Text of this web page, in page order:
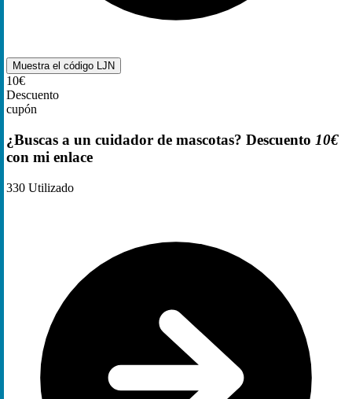
Muestra el código LJN
10€
Descuento
cupón
¿Buscas a un cuidador de mascotas? Descuento 10€
con mi enlace
330 Utilizado